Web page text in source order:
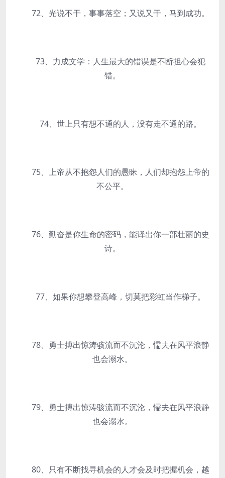
72、光说不干，事事落空；又说又干，马到成功。
73、力成文学：人生最大的错误是不断担心会犯
错。
74、世上只有想不通的人，没有走不通的路。
75、上帝从不抱怨人们的愚昧，人们却抱怨上帝的
不公平。
76、勤奋是你生命的密码，能译出你一部壮丽的史
诗。
77、如果你想攀登高峰，切莫把彩虹当作梯子。
78、勇士搏出惊涛骇流而不沉沦，懦夫在风平浪静
也会溺水。
79、勇士搏出惊涛骇流而不沉沦，懦夫在风平浪静
也会溺水。
80、只有不断找寻机会的人才会及时把握机会，越